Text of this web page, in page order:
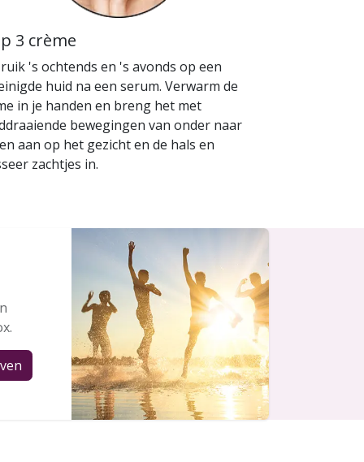
3 crème
's ochtends en 's avonds op een
huid na een serum. Verwarm de
in je handen en breng het met
bewegingen van onder naar
aan op het gezicht en de hals en
zachtjes in.